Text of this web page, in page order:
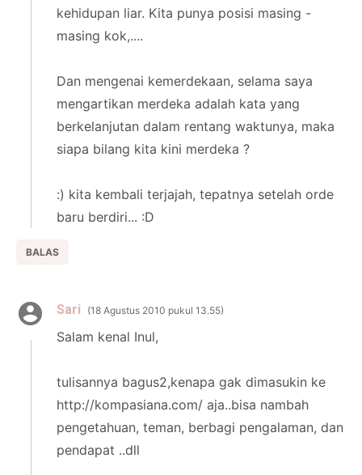
kehidupan liar. Kita punya posisi masing -
masing kok,....
Dan mengenai kemerdekaan, selama saya
mengartikan merdeka adalah kata yang
berkelanjutan dalam rentang waktunya, maka
siapa bilang kita kini merdeka ?
:) kita kembali terjajah, tepatnya setelah orde
baru berdiri... :D
BALAS
Sari 18 Agustus 2010 pukul 13.55
Salam kenal Inul,
tulisannya bagus2,kenapa gak dimasukin ke
http://kompasiana.com/ aja..bisa nambah
pengetahuan, teman, berbagi pengalaman, dan
pendapat ..dll